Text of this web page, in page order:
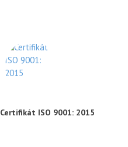
Certifikát ISO 9001: 2015